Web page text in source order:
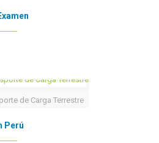
de Carga Terrestre
Perú